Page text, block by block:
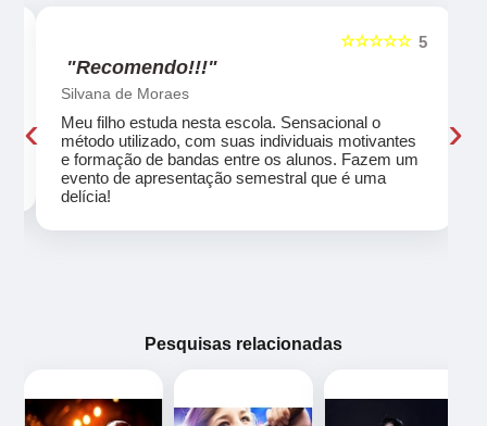
5
☆☆☆☆☆
"Recomendo!!!"
Silvana de Moraes
Meu filho estuda nesta escola. Sensacional o
método utilizado, com suas individuais motivantes
e formação de bandas entre os alunos. Fazem um
evento de apresentação semestral que é uma
delícia!
‹ ›
Pesquisas relacionadas